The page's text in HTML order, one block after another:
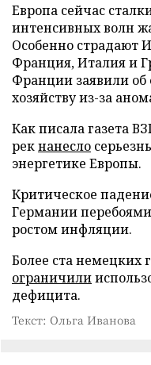
Европа сейчас
интенсивных волн
Особенно страдают
Франция, Италия и
Франции заявили
хозяйству из-за
Как писала газета
рекнанесло
энергетике Европы.
Критическое
Германии
ростом инфляции.
Более ста немецких
ограничили
дефицита.
Текст: Ольга Иванова